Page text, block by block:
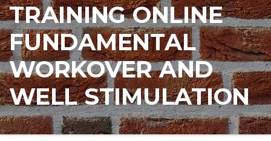
TRAINING ONLINE
FUNDAMENTAL
WORKOVER AND
WELL STIMULATION